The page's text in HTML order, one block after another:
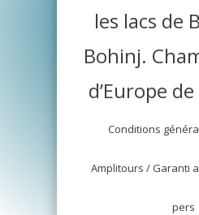
les lacs de
Bohinj.
d’Europe
Conditions
Amplitours / Garanti
pers